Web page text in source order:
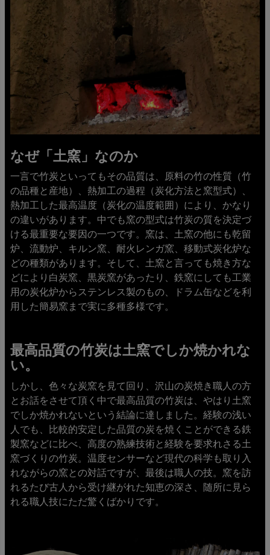
なぜ「土窯」なのか
一言で竹炭といってもその品質は、原料の竹の性質（竹
の品種と産地）、熱加工の過程（炭化方法と窯型式）、
熱加工した最高温度（炭化の温度範囲）により、かなり
の違いがあります。中でも窯の型式は竹炭の質を決定づ
ける最重要な要因の一つです。窯は、土窯の他にも乾留
炉、流動炉、キルン窯、耐火レンガ窯、移動式炭化炉な
どの種類があります。そして、土窯と言っても焼き方な
どにより白炭窯、黒炭窯があったり、鉄窯にしても工業
用の炭化炉からステンレス製のもの、ドラム缶などを利
用した簡易窯まで実に多種多様です。
最高品質の竹炭は土窯でしか焼かれな
い。
しかし、色々な炭窯を見て回り、沢山の炭焼き職人の方
とお話をさせて頂く中で最高品質の竹炭は、やはり土窯
でしか焼かれないという結論に達しました。経験の浅い
人でも、比較的安定した品質の炭を焼くことができる鉄
製窯などに比べ、高度の熟練技術と経験を要求れさる土
窯づくりの竹炭。温度センサーなど現代の科学も取り入
れながらの窯との対話ですが、最後は職人の技。窯を訪
れるたび古人から受け継がれた知恵の深さ、随所に見ら
れる職人技にただ驚くばかりです。